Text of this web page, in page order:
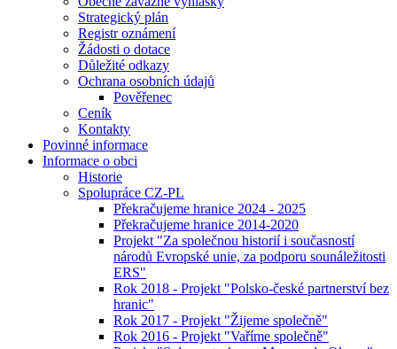
Strategický plán
Registr oznámení
Žádosti o dotace
Důležité odkazy
Ochrana osobních údajů
Pověřenec
Ceník
Kontakty
Povinné informace
Informace o obci
Historie
Spolupráce CZ-PL
Překračujeme hranice 2024 - 2025
Překračujeme hranice 2014-2020
Projekt "Za společnou historií i současností
národů Evropské unie, za podporu sounáležitosti
ERS"
Rok 2018 - Projekt "Polsko-české partnerství bez
hranic"
Rok 2017 - Projekt "Žijeme společně"
Rok 2016 - Projekt "Vaříme společně"